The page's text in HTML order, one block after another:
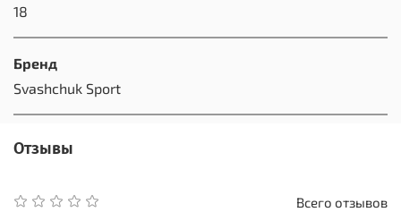
18
Бренд
Svashchuk Sport
Отзывы
Всего отзывов